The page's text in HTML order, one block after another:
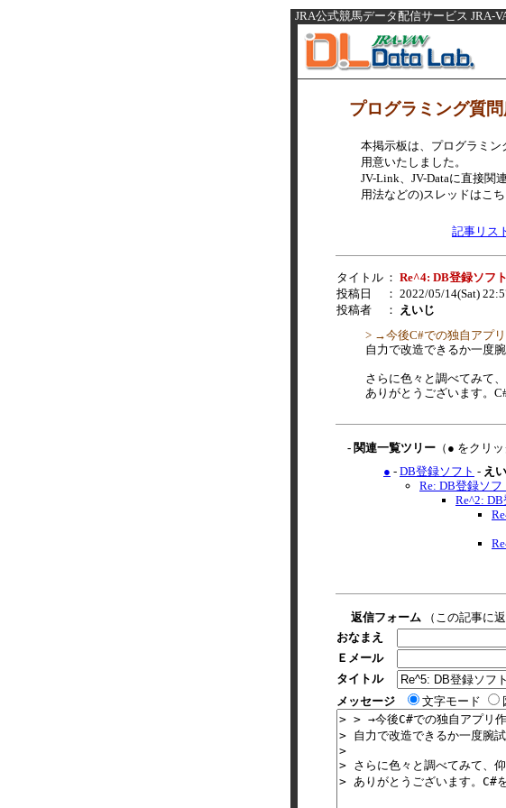
JRA公式競馬データ配信サービス JRA-
プログラミング質
本掲示板は、プログラミ
用意いたしました。
JV-Link、JV-Dataに直接関
用法などの)スレッドはこ
記事リス
タイトル ： Re^4: DB登録ソフト
投稿日
： 2022/05/14(Sat)
投稿者
：
えいじ
> →今後C#での独自アプ
自力で改造できるか一度
さらに色々と調べてみて
ありがとうございます。
- 関連一覧ツリー （● をクリ
● - DB登録ソフト - え
Re: DB登録ソフ
Re^2:
返信フォーム （この記事に
おなまえ
Ｅメール
タイトル
メッセージ
文字モード